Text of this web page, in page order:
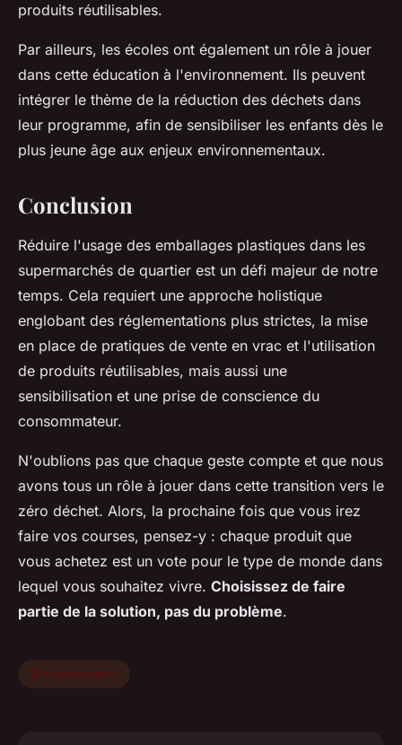
produits réutilisables.
Par ailleurs, les écoles ont également un rôle à jouer
dans cette éducation à l'environnement. Ils peuvent
intégrer le thème de la réduction des déchets dans
leur programme, afin de sensibiliser les enfants dès le
plus jeune âge aux enjeux environnementaux.
Conclusion
Réduire l'usage des emballages plastiques dans les
supermarchés de quartier est un défi majeur de notre
temps. Cela requiert une approche holistique
englobant des réglementations plus strictes, la mise
en place de pratiques de vente en vrac et l'utilisation
de produits réutilisables, mais aussi une
sensibilisation et une prise de conscience du
consommateur.
N'oublions pas que chaque geste compte et que nous
avons tous un rôle à jouer dans cette transition vers le
zéro déchet. Alors, la prochaine fois que vous irez
faire vos courses, pensez-y : chaque produit que
vous achetez est un vote pour le type de monde dans
lequel vous souhaitez vivre. Choisissez de faire
partie de la solution, pas du problème.
Environnement